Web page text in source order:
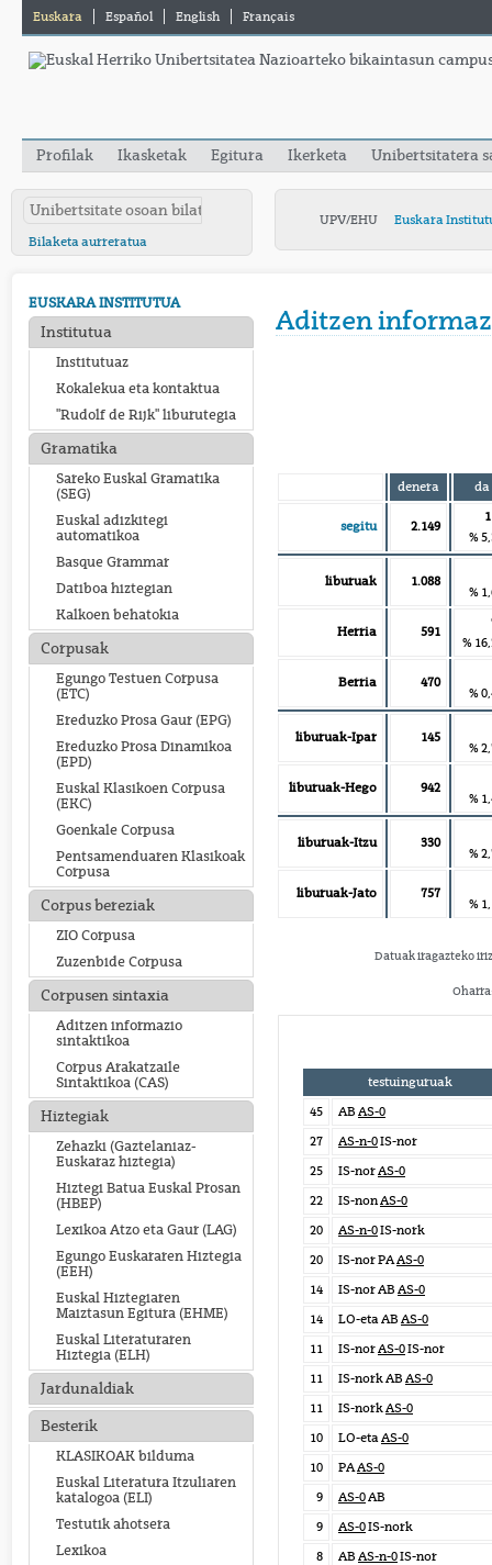
Euskara Español English Français
Profilak Ikasketak Egitura Ikerketa Unibertsitatera
Bilaketa aurreratua
UPV/EHU Euskara
EUSKARA INSTITUTUA
Institutua
Institutuaz
Kokalekua eta kontaktua
"Rudolf de Rijk" liburutegia
Gramatika
Sareko Euskal Gramatika
(SEG)
Euskal adizkitegi
automatikoa
Basque Grammar
Datiboa hiztegian
Kalkoen behatokia
Corpusak
Egungo Testuen Corpusa
(ETC)
Ereduzko Prosa Gaur (EPG)
Ereduzko Prosa Dinamikoa
(EPD)
Euskal Klasikoen Corpusa
(EKC)
Goenkale Corpusa
Pentsamenduaren Klasikoak
Corpusa
Corpus bereziak
ZIO Corpusa
Zuzenbide Corpusa
Corpusen sintaxia
Aditzen informazio
sintaktikoa
Corpus Arakatzaile
Sintaktikoa (CAS)
Hiztegiak
Zehazki (Gaztelaniaz-
Euskaraz hiztegia)
Hiztegi Batua Euskal Prosan
(HBEP)
Lexikoa Atzo eta Gaur (LAG)
Egungo Euskararen Hiztegia
(EEH)
Euskal Hiztegiaren
Maiztasun Egitura (EHME)
Euskal Literaturaren
Hiztegia (ELH)
Jardunaldiak
Besterik
KLASIKOAK bilduma
Euskal Literatura Itzuliaren
katalogoa (ELI)
Testutik ahotsera
Lexikoa
Aditzen
denera da
segitu 2.149
%
liburuak 1.088
%
Herria 591
%
Berria 470
%
liburuak-Ipar 145
%
liburuak-Hego 942
%
liburuak-Itzu 330
%
liburuak-Jato 757
%
Datuak iragazteko
testuinguruak
45
AB AS-0
27
AS-n-0IS-nor
25
IS-norAS-0
22
IS-nonAS-0
20
AS-n-0IS-nork
20
IS-nor PAAS-0
14
IS-nor AB AS-0
14
LO-eta AB AS-0
11
IS-norAS-0IS-nor
11
IS-nork AB AS-0
11
IS-norkAS-0
10
LO-etaAS-0
10
PAAS-0
9
AS-0AB
9
AS-0IS-nork
8
AB AS-n-0IS-nor